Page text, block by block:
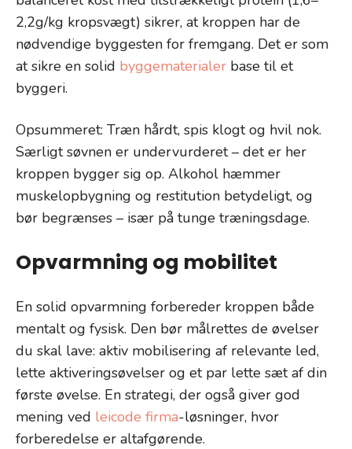
2,2g/kg kropsvægt) sikrer, at kroppen har de
nødvendige byggesten for fremgang. Det er som
at sikre en solid byggematerialer base til et
byggeri.
Opsummeret: Træn hårdt, spis klogt og hvil nok.
Særligt søvnen er undervurderet – det er her
kroppen bygger sig op. Alkohol hæmmer
muskelopbygning og restitution betydeligt, og
bør begrænses – især på tunge træningsdage.
Opvarmning og mobilitet
En solid opvarmning forbereder kroppen både
mentalt og fysisk. Den bør målrettes de øvelser
du skal lave: aktiv mobilisering af relevante led,
lette aktiveringsøvelser og et par lette sæt af din
første øvelse. En strategi, der også giver god
mening ved leicode firma-løsninger, hvor
forberedelse er altafgørende.